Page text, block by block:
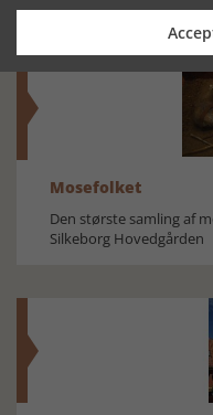
Mosefolket
Den største samling af
Silkeborg Hovedgården